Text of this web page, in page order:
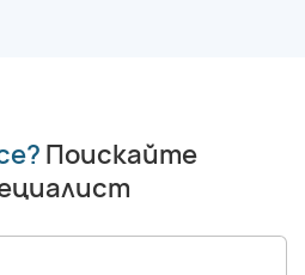
Поискайте